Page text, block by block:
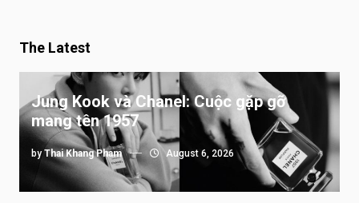
The Latest
Jung Kook và Chanel: Cuộc gặp gỡ
mang tên 1957
by Thai Khang Pham August 6, 2026